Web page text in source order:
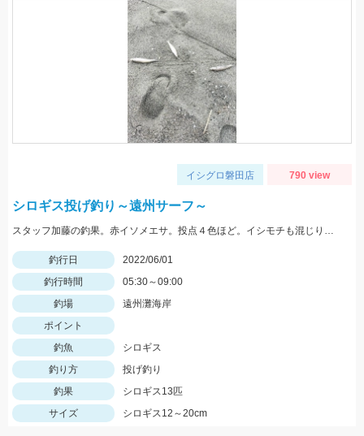
イシグロ磐田店 790 view
シロギス投げ釣り～遠州サーフ～
スタッフ加藤の釣果。赤イソメエサ。投点４色ほど。イシモチも混じりました。
釣行日
2022/06/01
釣行時間
05:30～09:00
釣場
遠州灘海岸
ポイント
釣魚
シロギス
釣り方
投げ釣り
釣果
シロギス13匹
サイズ
シロギス12～20cm